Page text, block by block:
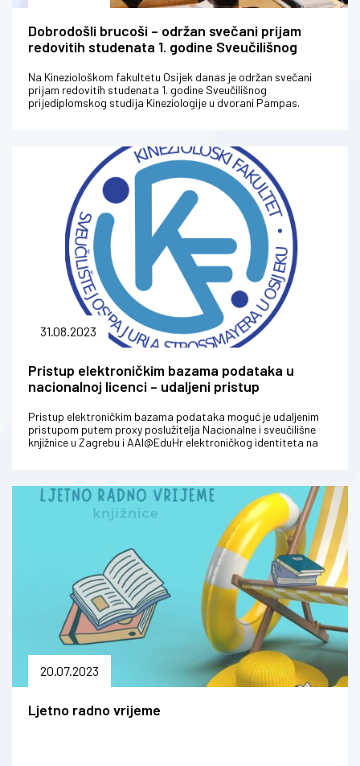
Dobrodošli brucoši – održan svečani prijam
redovitih studenata 1. godine Sveučilišnog
Na Kineziološkom fakultetu Osijek danas je održan svečani
prijam redovitih studenata 1. godine Sveučilišnog
prijediplomskog studija Kineziologije u dvorani Pampas.
31.08.2023
Pristup elektroničkim bazama podataka u
nacionalnoj licenci – udaljeni pristup
Pristup elektroničkim bazama podataka moguć je udaljenim
pristupom putem proxy poslužitelja Nacionalne i sveučilišne
knjižnice u Zagrebu i AAI@EduHr elektroničkog identiteta na
20.07.2023
Ljetno radno vrijeme